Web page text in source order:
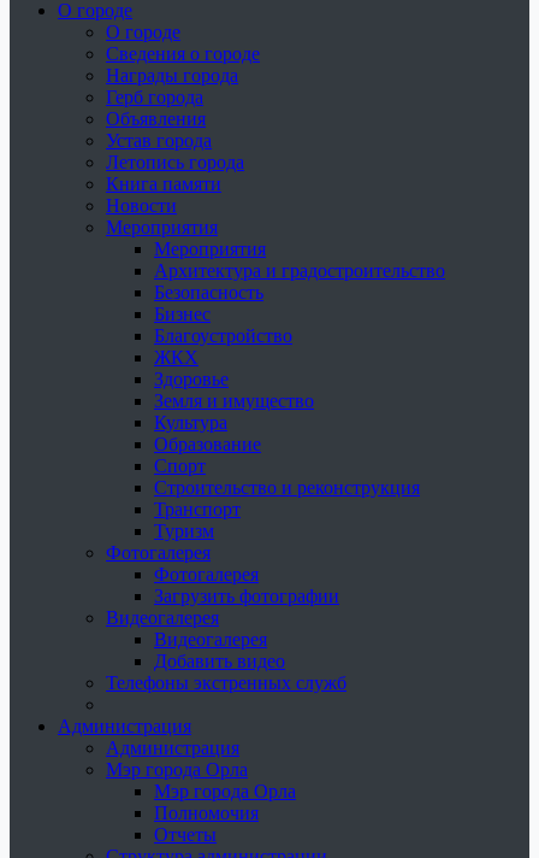
О городе
О городе
Сведения о городе
Награды города
Герб города
Объявления
Устав города
Летопись города
Книга памяти
Новости
Мероприятия
Мероприятия
Архитектура и градостроительство
Безопасность
Бизнес
Благоустройство
ЖКХ
Здоровье
Земля и имущество
Культура
Образование
Спорт
Строительство и реконструкция
Транспорт
Туризм
Фотогалерея
Фотогалерея
Загрузить фотографии
Видеогалерея
Видеогалерея
Добавить видео
Телефоны экстренных служб
Администрация
Администрация
Мэр города Орла
Мэр города Орла
Полномочия
Отчеты